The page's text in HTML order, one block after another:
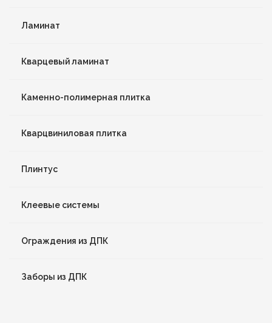
Ламинат
Кварцевый ламинат
Каменно-полимерная плитка
Кварцвиниловая плитка
Плинтус
Клеевые системы
Ограждения из ДПК
Заборы из ДПК